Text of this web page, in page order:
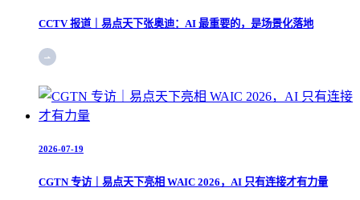
CCTV 报道｜易点天下张奥迪：AI 最重要的，是场景化落地
2026-07-19
CGTN 专访｜易点天下亮相 WAIC 2026，AI 只有连接才有力量